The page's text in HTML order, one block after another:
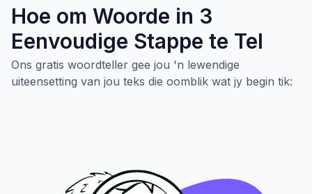
Hoe om Woorde in 3
Eenvoudige Stappe te Tel
Ons gratis woordteller gee jou 'n lewendige
uiteensetting van jou teks die oomblik wat jy begin tik: